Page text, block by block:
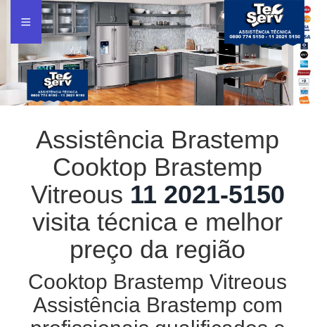
Assistência Brastemp
Cooktop Brastemp
Vitreous 11 2021-5150
visita técnica e melhor
preço da região
Cooktop Brastemp Vitreous
Assistência Brastemp com